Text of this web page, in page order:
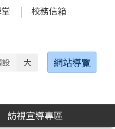
校務信箱
大 網站導覽
訪視宣導專區